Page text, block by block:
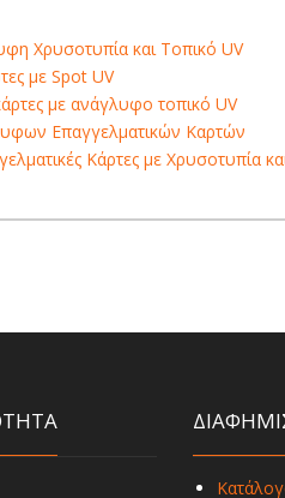
Xρυσοτυπία και Τοπικό UV
με Spot UV
με ανάγλυφο τοπικό UV
Επαγγελματικών Καρτών
Κάρτες με Χρυσοτυπία